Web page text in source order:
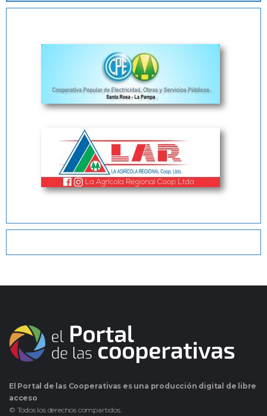
El Portal de las Cooperativas es una producción digital de libre
acceso
© Todos los derechos compartidos.